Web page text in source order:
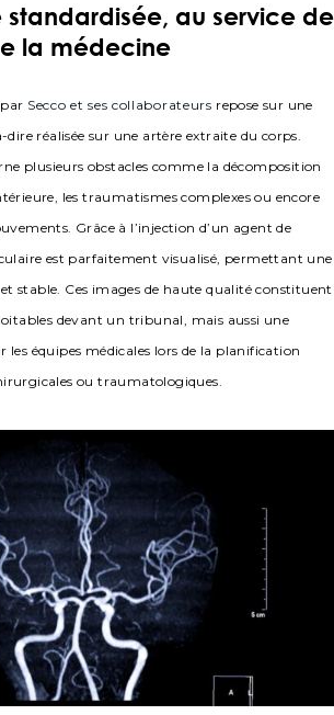
standardisée, au service de
la médecine
Secco et ses collaborateurs repose sur une
dire réalisée sur une artère extraite du corps.
plusieurs obstacles comme la décomposition
les traumatismes complexes ou encore
Grâce à l’injection d’un agent de
est parfaitement visualisé, permettant une
stable. Ces images de haute qualité constituent
devant un tribunal, mais aussi une
les équipes médicales lors de la planification
ou traumatologiques.